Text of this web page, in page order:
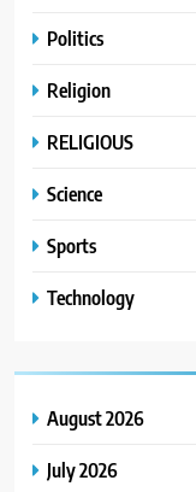
Politics
Religion
RELIGIOUS
Science
Sports
Technology
August 2026
July 2026